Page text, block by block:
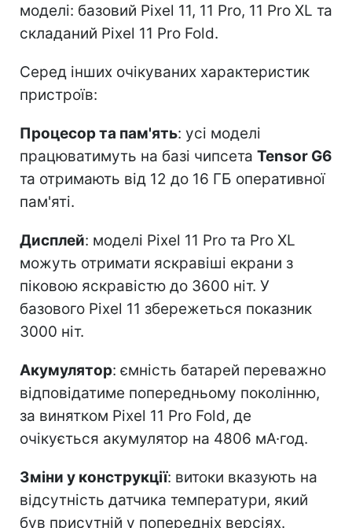
моделі: базовий Pixel 11, 11 Pro, 11 Pro XL та
складаний Pixel 11 Pro Fold.
Серед інших очікуваних характеристик
пристроїв:
Процесор та пам'ять: усі моделі
працюватимуть на базі чипсета Tensor G6
та отримають від 12 до 16 ГБ оперативної
пам'яті.
Дисплей: моделі Pixel 11 Pro та Pro XL
можуть отримати яскравіші екрани з
піковою яскравістю до 3600 ніт. У
базового Pixel 11 збережеться показник
3000 ніт.
Акумулятор: ємність батарей переважно
відповідатиме попередньому поколінню,
за винятком Pixel 11 Pro Fold, де
очікується акумулятор на 4806 мА·год.
Зміни у конструкції: витоки вказують на
відсутність датчика температури, який
був присутній у попередніх версіях.